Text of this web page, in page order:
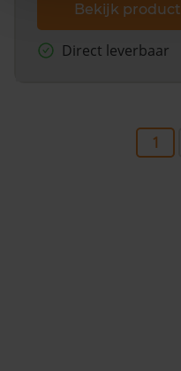
Bekijk product
Direct leverbaar
1